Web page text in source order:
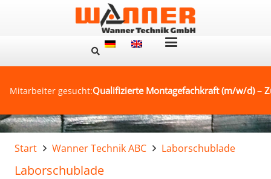
Mitarbeiter gesucht:Qualifizierte Montagefachkraft (m/w/d) –
Start Wanner Technik ABC Laborschublade
Laborschublade